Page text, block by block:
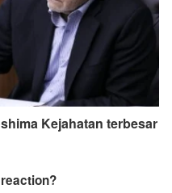
Kejahatan terbesar